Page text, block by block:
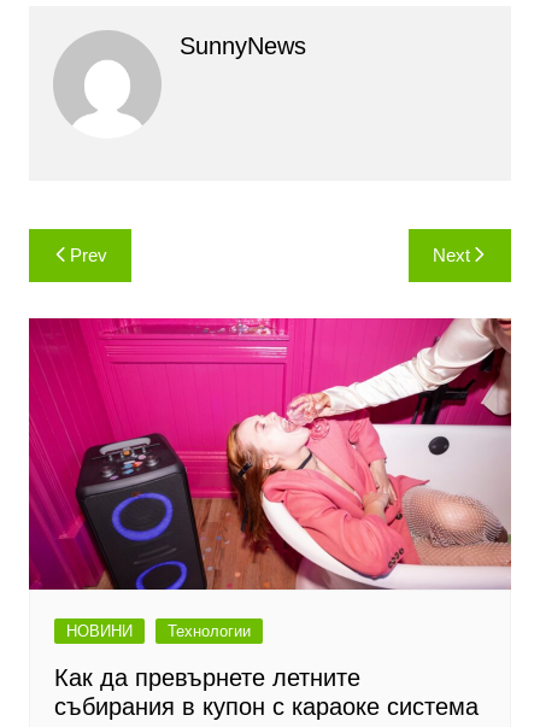
SunnyNews
Навигация
Prev Next
НОВИНИ Технологии
Как да превърнете летните
събирания в купон с караоке система